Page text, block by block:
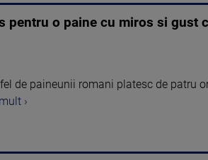
pentru o paine cu miros si gust
de paineunii romani platesc de patru
›